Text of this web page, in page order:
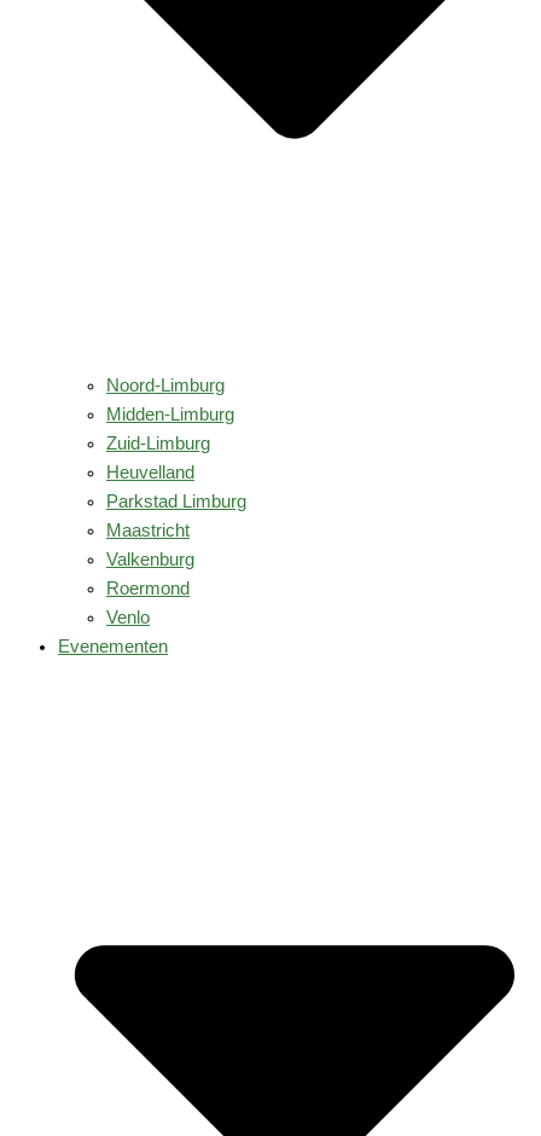
Noord-Limburg
Midden-Limburg
Zuid-Limburg
Heuvelland
Parkstad Limburg
Maastricht
Valkenburg
Roermond
Venlo
Evenementen